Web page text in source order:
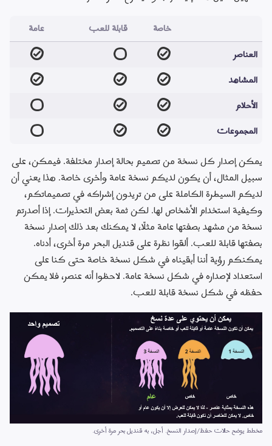
خاصة قابلة للعب
عامة
العناصر
المشاهد
الأحلام
المجموعات
حفظه في شكل نسخة قابلة للعب.
مخطط يوضح حالات حفظ/إصدار النسخ. أجل، به قنديل بحر مرة أخرى.